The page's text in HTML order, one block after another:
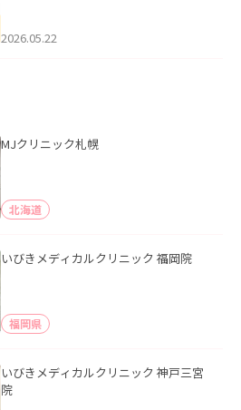
た。
2026.05.22
MJクリニック札幌
北海道
いびきメディカルクリニック 福岡院
福岡県
いびきメディカルクリニック 神戸三宮
院